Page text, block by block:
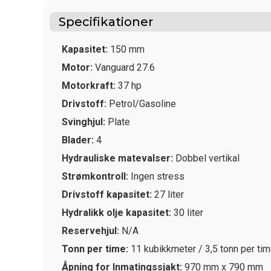
Specifikationer
Kapasitet: 150 mm
Motor: Vanguard 27.6
Motorkraft: 37 hp
Drivstoff: Petrol/Gasoline
Svinghjul: Plate
Blader: 4
Hydrauliske matevalser: Dobbel vertikal
Strømkontroll: Ingen stress
Drivstoff kapasitet: 27 liter
Hydralikk olje kapasitet: 30 liter
Reservehjul: N/A
Tonn per time: 11 kubikkmeter / 3,5 tonn per
Åpning for Inmatingssjakt: 970 mm x 790 mm